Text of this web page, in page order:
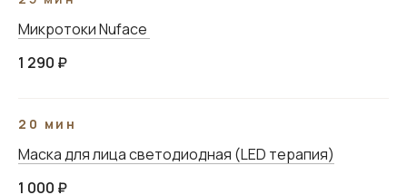
Микротоки Nuface
1 290 ₽
20 мин
Маска для лица светодиодная (LED терапия)
1 000 ₽